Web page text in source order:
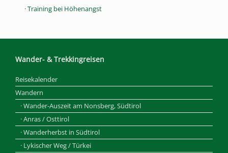
· Training bei Höhenangst
Wander- & Trekkingreisen
Reisekalender
Wandern
· Wander-Auszeit am Nonsberg, Südtirol
· Anras / Osttirol
· Wanderherbst in Südtirol
· Lykischer Weg / Türkei